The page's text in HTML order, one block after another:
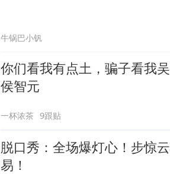
牛锅巴小钒
你们看我有点土，骗子看我
侯智元
一杯浓茶 9跟贴
脱口秀：全场爆灯心！步惊
易！